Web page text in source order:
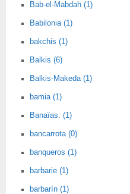
Bab-el-Mabdah (1)
Babilonia (1)
bakchis (1)
Balkis (6)
Balkis-Makeda (1)
bamia (1)
Banaïas. (1)
bancarrota (0)
banqueros (1)
barbarie (1)
barbarín (1)